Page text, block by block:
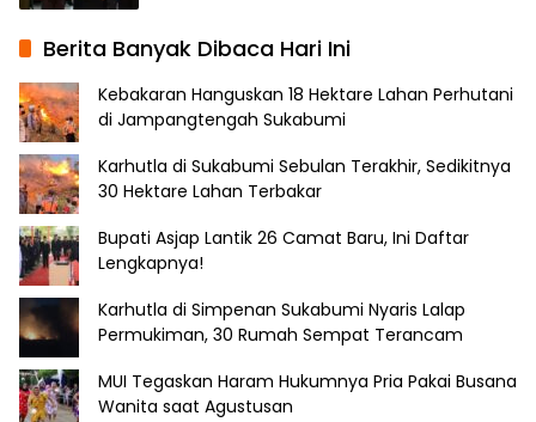
Berita Banyak Dibaca Hari Ini
Kebakaran Hanguskan 18 Hektare Lahan Perhutani
di Jampangtengah Sukabumi
Karhutla di Sukabumi Sebulan Terakhir, Sedikitnya
30 Hektare Lahan Terbakar
Bupati Asjap Lantik 26 Camat Baru, Ini Daftar
Lengkapnya!
Karhutla di Simpenan Sukabumi Nyaris Lalap
Permukiman, 30 Rumah Sempat Terancam
MUI Tegaskan Haram Hukumnya Pria Pakai Busana
Wanita saat Agustusan